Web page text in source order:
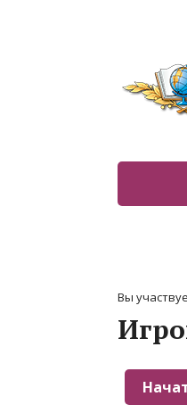
Вы